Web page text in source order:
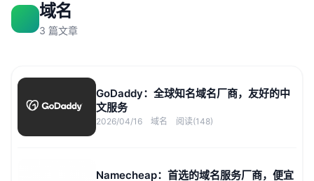
域名
3 篇文章
GoDaddy：全球知名域名厂商，友好的中
文服务
2026/04/16 域名 阅读(148)
Namecheap：首选的域名服务厂商，便宜